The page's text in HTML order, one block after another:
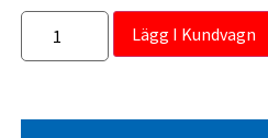
Lägg I Kundvagn